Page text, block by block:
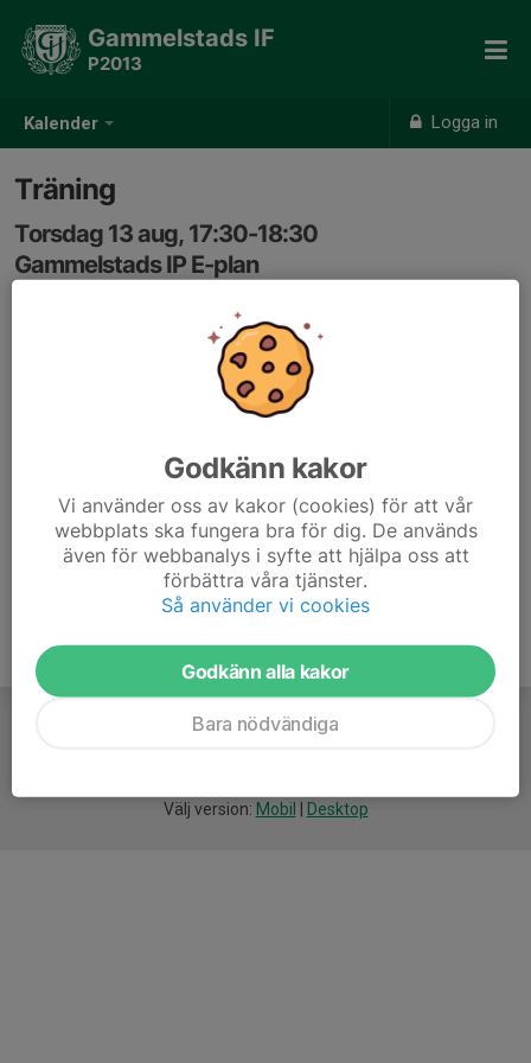
Kalender Logga in
Gammelstads IF
P2013
Träning
Torsdag 13 aug, 17:30-18:30
Gammelstads IP E-plan
Välj version: Mobil Desktop
Godkänn kakor
Vi använder oss av kakor (cookies) för att vår
webbplats ska fungera bra för dig. De används
även för webbanalys i syfte att hjälpa oss att
förbättra våra tjänster.
Så använder vi cookies
Godkänn alla kakor
Bara nödvändiga